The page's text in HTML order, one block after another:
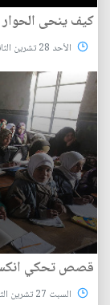
كيف ينحى
الأحد 28 تشرين الثاني 2021
قصص تحكي
السبت 27 تشرين الثاني 2021